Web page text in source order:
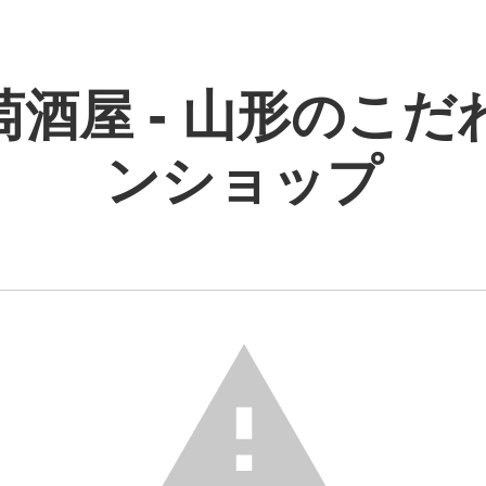
酒屋 - 山形のこだ
ンショップ